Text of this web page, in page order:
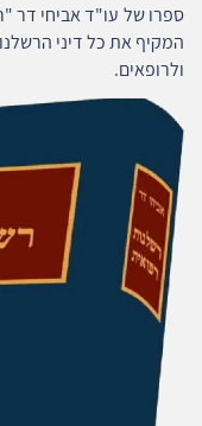
המקיף את כל דיני
ולרופאים.